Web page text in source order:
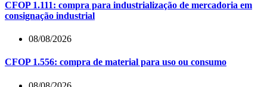
CFOP 1.111: compra para industrialização de mercadoria em
consignação industrial
08/08/2026
CFOP 1.556: compra de material para uso ou consumo